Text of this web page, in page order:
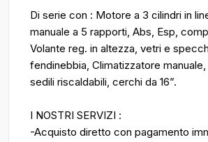
Di serie con : Motore a 3 cilindri in
manuale a 5 rapporti, Abs, Esp,
Volante reg. in altezza, vetri e
fendinebbia, Climatizzatore
sedili riscaldabili, cerchi da 16”.
I NOSTRI SERVIZI :
-Acquisto diretto con pagamento